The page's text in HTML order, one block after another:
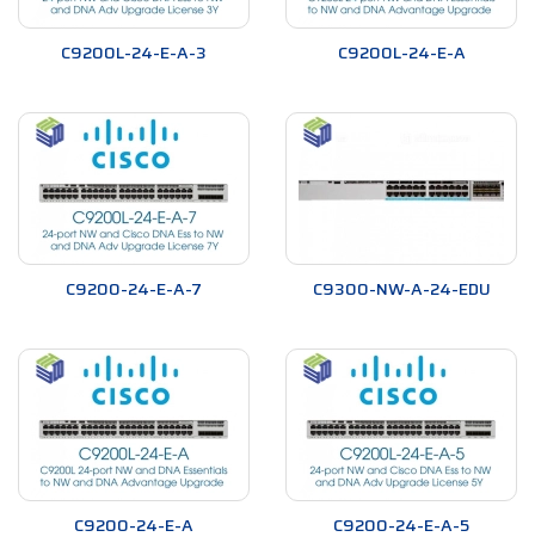
C9200L-24-E-A-3 C9200L-24-E-A
C9200-24-E-A-7 C9300-NW-A-24-EDU
C9200-24-E-A C9200-24-E-A-5